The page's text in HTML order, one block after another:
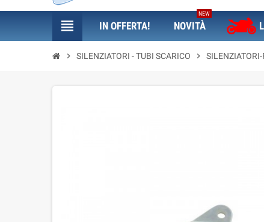
view_headline IN OFFERTA! NOVITÀ
NEW
chevron_right SILENZIATORI - TUBI SCARICO chevron_right